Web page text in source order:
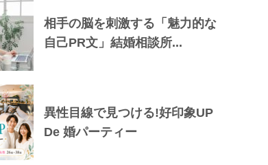
相手の脳を刺激する「魅力的な
自己PR文」結婚相談所...
異性目線で見つける!好印象UP
De 婚パーティー